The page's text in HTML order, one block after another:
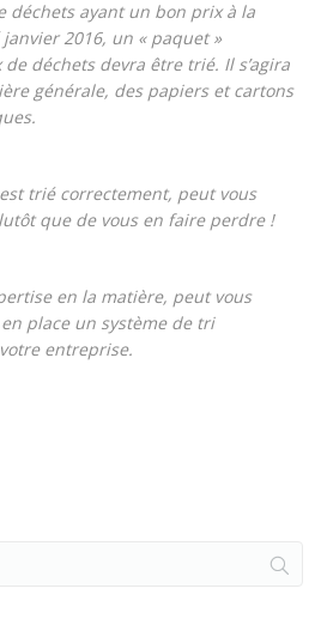
déchets ayant un bon prix à la
janvier 2016, un « paquet »
déchets devra être trié. Il s’agira
générale, des papiers et cartons
trié correctement, peut vous
que de vous en faire perdre !
en la matière, peut vous
place un système de tri
entreprise.